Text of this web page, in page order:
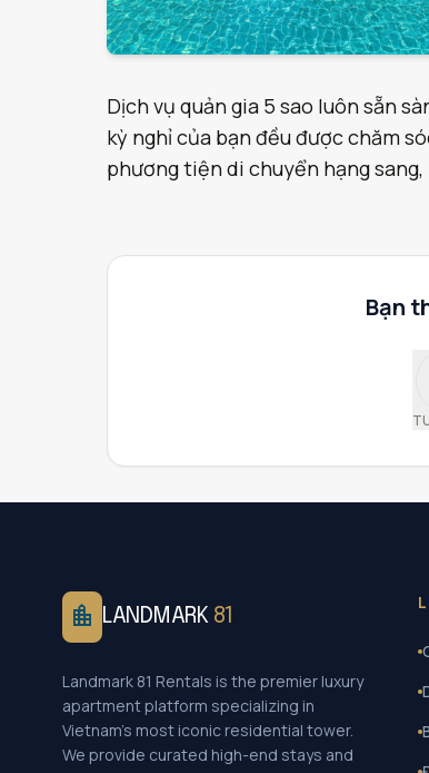
Dịch vụ quản gia 5 sao luôn sẵn
kỳ nghỉ của bạn đều được chăm
phương tiện di chuyển hạng
Bạn
location_city LANDMARK 81
Landmark 81 Rentals is the premier luxury
apartment platform specializing in
Vietnam's most iconic residential tower.
We provide curated high-end stays and